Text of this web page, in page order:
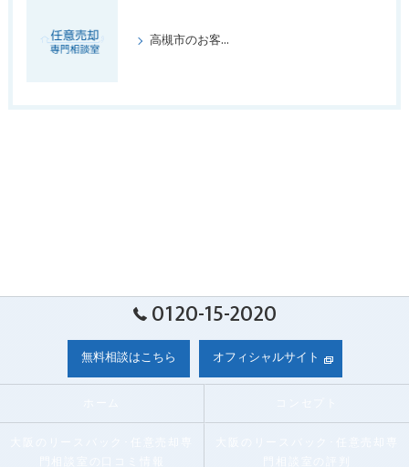
高槻市のお客様、2年後に必ず出るという条件付きでリースバック契約成立
0120-15-2020
無料相談はこちら オフィシャルサイト